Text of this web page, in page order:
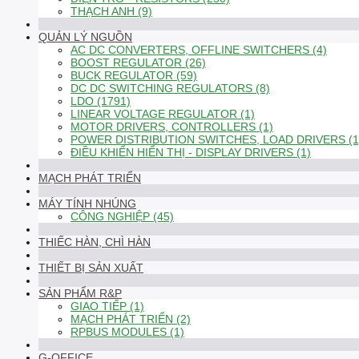
THẠCH ANH (9)
QUẢN LÝ NGUỒN
AC DC CONVERTERS, OFFLINE SWITCHERS (4)
BOOST REGULATOR (26)
BUCK REGULATOR (59)
DC DC SWITCHING REGULATORS (8)
LDO (1791)
LINEAR VOLTAGE REGULATOR (1)
MOTOR DRIVERS, CONTROLLERS (1)
POWER DISTRIBUTION SWITCHES, LOAD DRIVERS
ĐIỀU KHIỂN HIỂN THỊ - DISPLAY DRIVERS (1)
MẠCH PHÁT TRIỂN
MÁY TÍNH NHÚNG
CÔNG NGHIỆP (45)
THIẾC HÀN, CHÌ HÀN
THIẾT BỊ SẢN XUẤT
SẢN PHẨM R&P
GIAO TIẾP (1)
MẠCH PHÁT TRIỂN (2)
RPBUS MODULES (1)